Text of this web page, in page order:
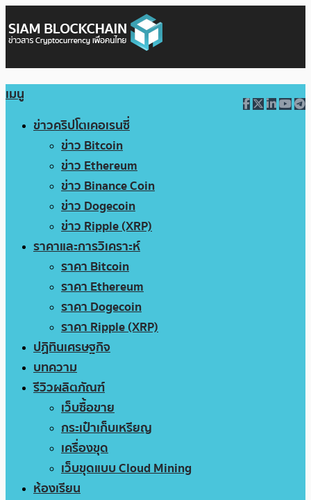
เมนู
ข่าวคริปโตเคอเรนซี่
ข่าว Bitcoin
ข่าว Ethereum
ข่าว Binance Coin
ข่าว Dogecoin
ข่าว Ripple (XRP)
ราคาและการวิเคราะห์
ราคา Bitcoin
ราคา Ethereum
ราคา Dogecoin
ราคา Ripple (XRP)
ปฏิทินเศรษฐกิจ
บทความ
รีวิวผลิตภัณฑ์
เว็บซื้อขาย
กระเป๋าเก็บเหรียญ
เครื่องขุด
เว็บขุดแบบ Cloud Mining
ห้องเรียน